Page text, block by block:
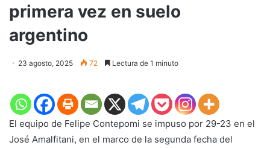
primera vez en suelo
argentino
23 agosto, 2025 72 Lectura de 1 minuto
El equipo de Felipe Contepomi se impuso por 29-23 en el
José Amalfitani, en el marco de la segunda fecha del